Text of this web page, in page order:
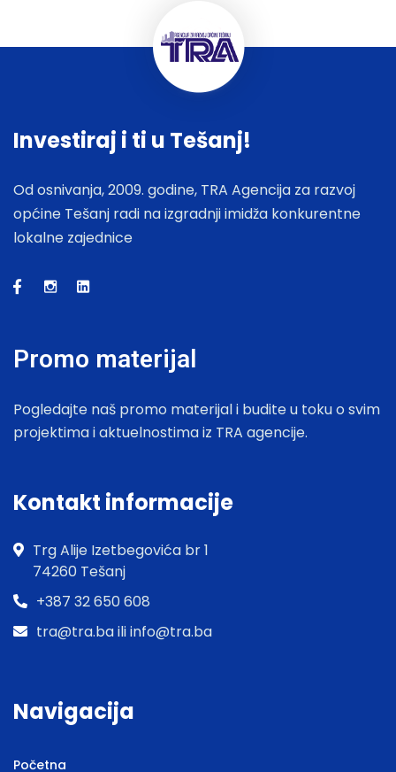
Investiraj i ti u Tešanj!
Od osnivanja, 2009. godine, TRA Agencija za razvoj
općine Tešanj radi na izgradnji imidža konkurentne
lokalne zajednice
Promo materijal
Pogledajte naš promo materijal i budite u toku o svim
projektima i aktuelnostima iz TRA agencije.
Kontakt informacije
Trg Alije Izetbegovića br 1
74260 Tešanj
+387 32 650 608
tra@tra.ba ili info@tra.ba
Navigacija
Početna